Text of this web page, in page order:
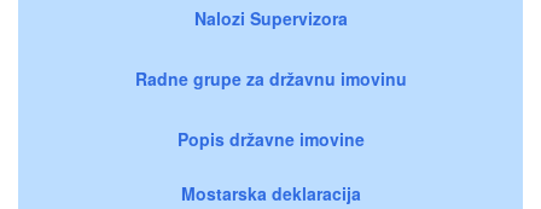
Nalozi Supervizora
Radne grupe za državnu imovinu
Popis državne imovine
Mostarska deklaracija